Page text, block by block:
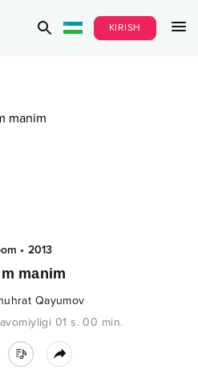
KIRISH
• 2013
manim
Qayumov
01 s. 00 min.